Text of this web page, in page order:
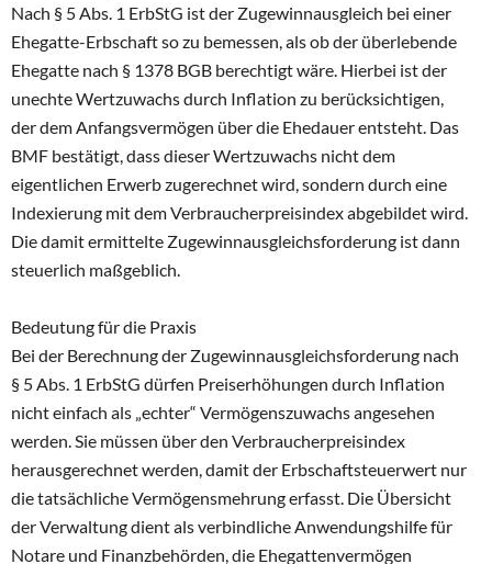
Nach § 5 Abs. 1 ErbStG ist der Zugewinnausgleich bei einer
Ehegatte-Erbschaft so zu bemessen, als ob der überlebende
Ehegatte nach § 1378 BGB berechtigt wäre. Hierbei ist der
unechte Wertzuwachs durch Inflation zu berücksichtigen,
der dem Anfangsvermögen über die Ehedauer entsteht. Das
BMF bestätigt, dass dieser Wertzuwachs nicht dem
eigentlichen Erwerb zugerechnet wird, sondern durch eine
Indexierung mit dem Verbraucherpreisindex abgebildet wird.
Die damit ermittelte Zugewinnausgleichsforderung ist dann
steuerlich maßgeblich.
Bedeutung für die Praxis
Bei der Berechnung der Zugewinnausgleichsforderung nach
§ 5 Abs. 1 ErbStG dürfen Preiserhöhungen durch Inflation
nicht einfach als „echter“ Vermögenszuwachs angesehen
werden. Sie müssen über den Verbraucherpreisindex
herausgerechnet werden, damit der Erbschaftsteuerwert nur
die tatsächliche Vermögensmehrung erfasst. Die Übersicht
der Verwaltung dient als verbindliche Anwendungshilfe für
Notare und Finanzbehörden, die Ehegattenvermögen